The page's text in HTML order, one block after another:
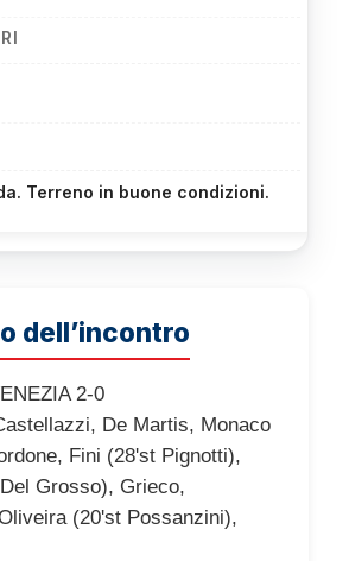
Terreno in buone condizioni.
dell’incontro
2-0
De Martis, Monaco
Fini (28'st Pignotti),
Grosso), Grieco,
(20'st Possanzini),